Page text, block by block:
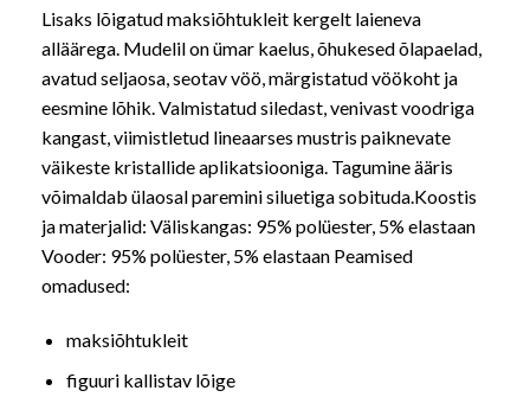
Lisaks lõigatud maksiõhtukleit kergelt laieneva
alläärega. Mudelil on ümar kaelus, õhukesed õlapaelad,
avatud seljaosa, seotav vöö, märgistatud vöökoht ja
eesmine lõhik. Valmistatud siledast, venivast voodriga
kangast, viimistletud lineaarses mustris paiknevate
väikeste kristallide aplikatsiooniga. Tagumine ääris
võimaldab ülaosal paremini siluetiga sobituda.Koostis
ja materjalid: Väliskangas: 95% polüester, 5% elastaan
Vooder: 95% polüester, 5% elastaan Peamised
omadused:
maksiõhtukleit
figuuri kallistav lõige